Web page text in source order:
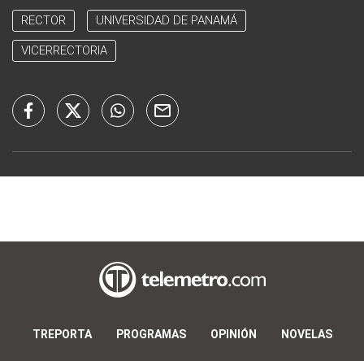
RECTOR UNIVERSIDAD DE PANAMÁ
VICERRECTORIA
TREPORTA PROGRAMAS OPINIÓN NOVELAS